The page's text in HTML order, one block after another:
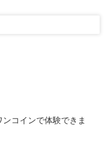
コインで体験できま